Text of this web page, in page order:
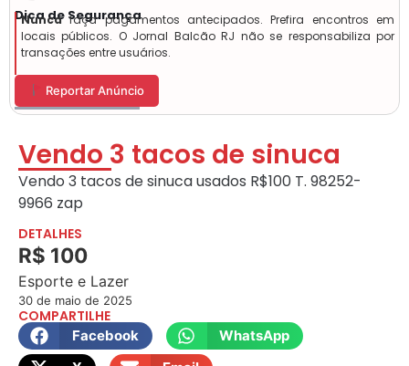
Dica de Segurança
Nuncafaça pagamentos antecipados. Prefira encontros em
locais públicos. O Jornal Balcão RJ não se responsabiliza por
transações entre usuários.
Reportar Anúncio
Vendo 3 tacos de sinuca
Vendo 3 tacos de sinuca usados R$100 T. 98252-
9966 zap
DETALHES
R$ 100
Esporte e Lazer
30 de maio de 2025
COMPARTILHE
Facebook
WhatsApp